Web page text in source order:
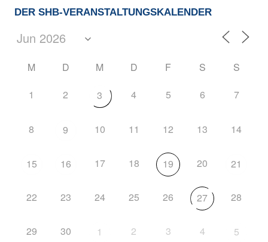
DER SHB-VERANSTALTUNGSKALENDER
M D M D F S S
1 2 3 4 5 6 7
8 9 10 11 12 13 14
15 16 17 18 19 20 21
22 23 24 25 26 27 28
29 30 1 2 3 4 5